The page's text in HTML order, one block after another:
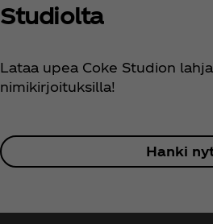
Studiolta
Lataa upea Coke Studion
nimikirjoituksilla!
Hanki